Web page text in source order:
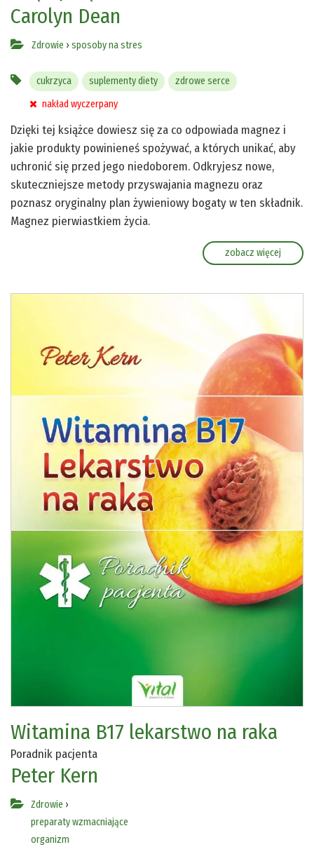
Carolyn Dean
Zdrowie › sposoby na stres
cukrzyca suplementy diety
zdrowe serce
nakład wyczerpany
Dzięki tej książce dowiesz się za co odpowiada magnez i
jakie produkty powinieneś spożywać, a których unikać, aby
uchronić się przed jego niedoborem. Odkryjesz nowe,
skuteczniejsze metody przyswajania magnezu oraz
poznasz oryginalny plan żywieniowy bogaty w ten składnik.
Magnez pierwiastkiem życia.
zobacz więcej
Witamina B17 lekarstwo na raka
Poradnik pacjenta
Peter Kern
Zdrowie ›
preparaty wzmacniające
organizm